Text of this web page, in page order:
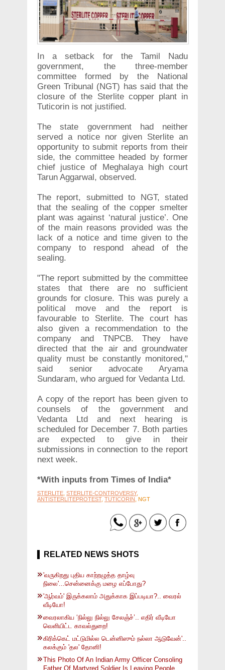
In a setback for the Tamil Nadu
government, the three-member
committee formed by the National
Green Tribunal (NGT) has said that the
closure of the Sterlite copper plant in
Tuticorin is not justified.
The state government had neither
served a notice nor given Sterlite an
opportunity to submit reports from their
side, the committee headed by former
chief justice of Meghalaya high court
Tarun Aggarwal, observed.
The report, submitted to NGT, stated
that the sealing of the copper smelter
plant was against ‘natural justice’. One
of the main reasons provided was the
lack of a notice and time given to the
company to respond ahead of the
sealing.
"The report submitted by the committee
states that there are no sufficient
grounds for closure. This was purely a
political move and the report is
favourable to Sterlite. The court has
also given a recommendation to the
company and TNPCB. They have
directed that the air and groundwater
quality must be constantly monitored,"
said senior advocate Aryama
Sundaram, who argued for Vedanta Ltd.
A copy of the report has been given to
counsels of the government and
Vedanta Ltd and next hearing is
scheduled for December 7. Both parties
are expected to give in their
submissions in connection to the report
next week.
*With inputs from Times of India*
STERLITE STERLITE-CONTROVERSY,
ANTISTERLITEPROTEST, TUTICORIN , NGT
RELATED NEWS SHOTS
'வருகிறது புதிய காற்றழுத்த தாழ்வு
நிலை'...சென்னைக்கு மழை எப்போது?
'ஆர்வம்' இருக்கலாம் அதுக்காக இப்படியா?.. வைரல்
வீடியோ!
வைரலாகிய ‘நில்லு நில்லு சேலஞ்ச்’.. எதிர் வீடியோ
வெளியிட்ட காவல்துறை!
கிரிக்கெட் மட்டுமில்ல டென்னிஸும் நல்லா ஆடுவேன்'..
கலக்கும் 'தல' தோனி!
This Photo Of An Indian Army Officer Consoling
Father Of Martyred Soldier Is Leaving People